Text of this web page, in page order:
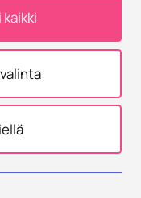
kaikki
-